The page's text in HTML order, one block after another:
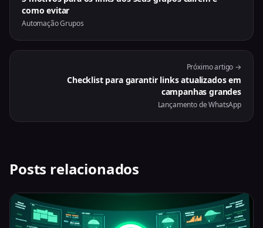
como evitar
Automação Grupos
Próximo artigo →
Checklist para garantir links atualizados em
campanhas grandes
Lançamento de WhatsApp
Posts relacionados